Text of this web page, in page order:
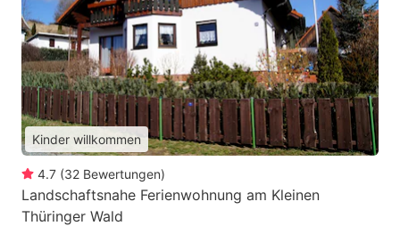
Kinder willkommen
4.7 (32 Bewertungen)
Landschaftsnahe Ferienwohnung am Kleinen
Thüringer Wald